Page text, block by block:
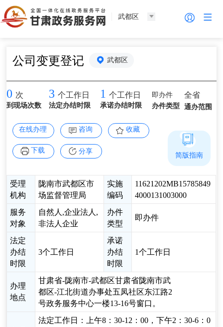
武都区
公司变更登记 武都区
0 次
到现场次数
3 个工作日
法定办结时限
1 个工作日
承诺办结时限
即办件
办件类型
全省
通办范围
在线办理 咨询 收藏
下载 分享
受理
机构
陇南市武都区市
场监督管理局
实施
编码
11621202MB15785849
4000131003000
服务
对象
自然人,企业法人,
非法人企业
办件
类型
即办件
法定
办结
时限
3个工作日
承诺
办结
时限
1个工作日
办理
地点
甘肃省-陇南市-武都区甘肃省陇南市武
都区-江北街道办事处五凤社区东江路2
号政务服务中心一楼13-16号窗口。
法定工作日：上午8：30-12：00，下午2：30-6：0
简版指南